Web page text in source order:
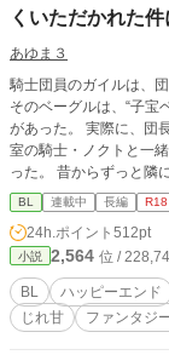
くいただかれた
あゆま３
騎士団員のガイルは、
そのベーグルは、“子宝
があった。 実際に、団
室の騎士・ノクトと一
った。 昔からずっと隣
らない。 なのに触れら
系幼馴染騎士×鈍感陽キャ騎士 じれ甘
トノベルにも掲載してい
BL 連載中 長編 R18
24h.ポイント 512pt
小説 2,564 位 /
BL ハッピーエンド
じれ甘
ファンタジ